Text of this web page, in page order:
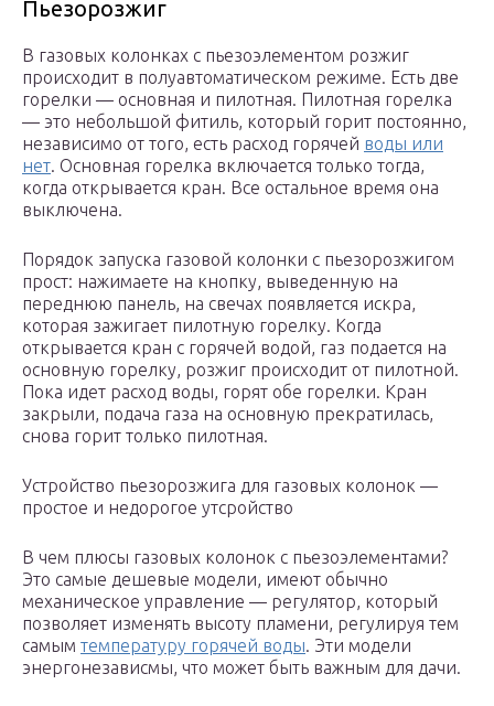
Пьезорозжиг
В газовых колонках с пьезоэлементом розжиг
происходит в полуавтоматическом режиме. Есть две
горелки — основная и пилотная. Пилотная горелка
— это небольшой фитиль, который горит постоянно,
независимо от того, есть расход горячей воды или
нет. Основная горелка включается только тогда,
когда открывается кран. Все остальное время она
выключена.
Порядок запуска газовой колонки с пьезорозжигом
прост: нажимаете на кнопку, выведенную на
переднюю панель, на свечах появляется искра,
которая зажигает пилотную горелку. Когда
открывается кран с горячей водой, газ подается на
основную горелку, розжиг происходит от пилотной.
Пока идет расход воды, горят обе горелки. Кран
закрыли, подача газа на основную прекратилась,
снова горит только пилотная.
Устройство пьезорозжига для газовых колонок —
простое и недорогое утсройство
В чем плюсы газовых колонок с пьезоэлементами?
Это самые дешевые модели, имеют обычно
механическое управление — регулятор, который
позволяет изменять высоту пламени, регулируя тем
самым температуру горячей воды. Эти модели
энергонезависмы, что может быть важным для дачи.